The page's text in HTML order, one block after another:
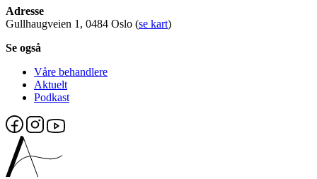
Adresse
Gullhaugveien 1, 0484 Oslo (se kart)
Se også
Våre behandlere
Aktuelt
Podkast